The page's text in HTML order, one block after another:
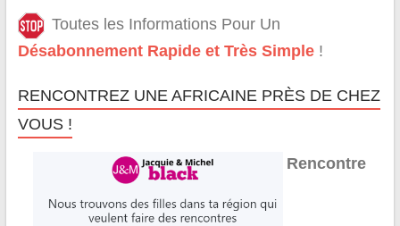
Toutes les Informations Pour Un
Désabonnement Rapide et Très Simple!
RENCONTREZ UNE AFRICAINE PRÈS DE CHEZ
VOUS !
Rencontre